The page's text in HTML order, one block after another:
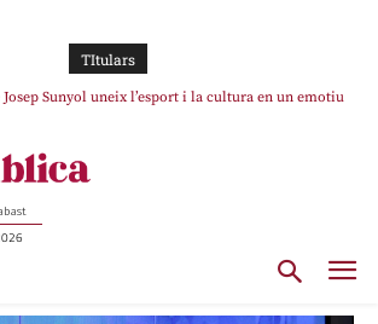
TItulars
Sunyol uneix l’esport i la cultura en un emotiu